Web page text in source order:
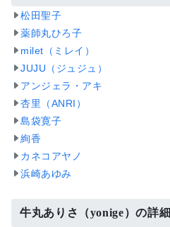
松田聖子
薬師丸ひろ子
milet（ミレイ）
JUJU（ジュジュ）
アンジェラ・アキ
杏里（ANRI）
島袋寛子
絢香
カネコアヤノ
浜崎あゆみ
牛丸ありさ（yonige）の詳細